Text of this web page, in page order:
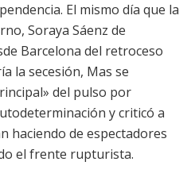
El mismo día que la
Soraya Sáenz de
Barcelona del retroceso
la secesión, Mas se
del pulso por
y criticó a
haciendo de espectadores
el frente rupturista.